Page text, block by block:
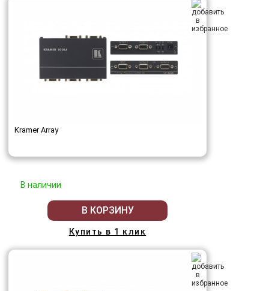
Kramer Array
В наличии
В КОРЗИНУ
Купить в 1 клик